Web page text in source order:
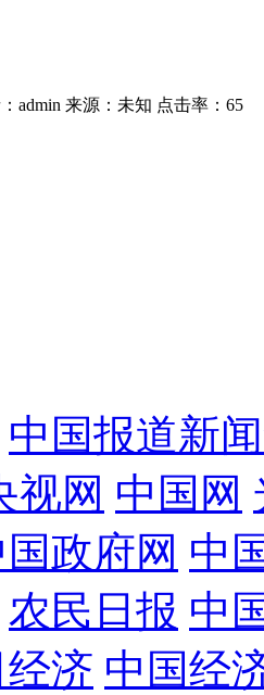
admin 来源：未知 点击率：65
中国报道新
视网 中国网
政府网 中
农民日报 中
济 中国经